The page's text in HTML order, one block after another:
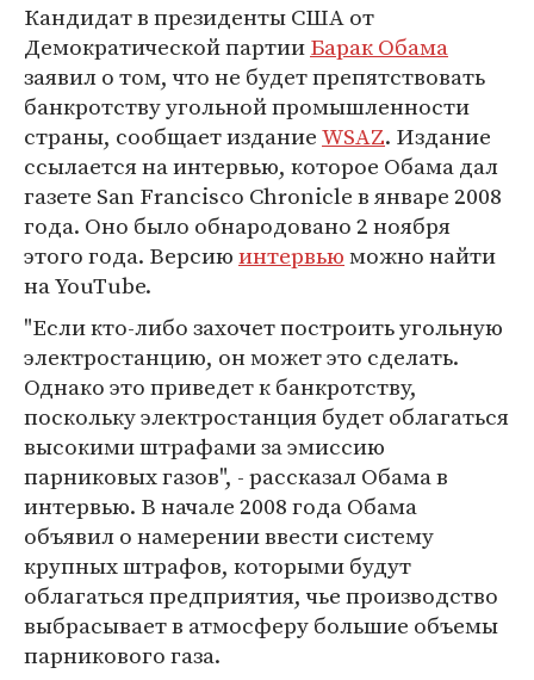
Кандидат в президенты США от
Демократической партииБарак Обама
заявил о том, что не будет препятствовать
банкротству угольной промышленности
страны, сообщает изданиеWSAZ. Издание
ссылается на интервью, которое Обама дал
газете San Francisco Chronicle в январе 2008
года. Оно было обнародовано 2 ноября
этого года. Версиюинтервьюможно найти
на YouTube.
"Если кто-либо захочет построить угольную
электростанцию, он может это сделать.
Однако это приведет к банкротству,
поскольку электростанция будет облагаться
высокими штрафами за эмиссию
парниковых газов", - рассказал Обама в
интервью. В начале 2008 года Обама
объявил о намерении ввести систему
крупных штрафов, которыми будут
облагаться предприятия, чье производство
выбрасывает в атмосферу большие объемы
парникового газа.